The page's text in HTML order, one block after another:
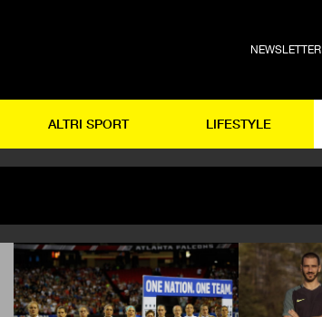
NEWSLETTER
ALTRI SPORT LIFESTYLE
CALCIO CALCIO